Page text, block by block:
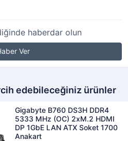
haberdar olun
Ver
edebileceğiniz ürünler
Gigabyte B760 DS3H DDR4
5333 MHz (OC) 2xM.2 HDMI
DP 1GbE LAN ATX Soket 1700
Anakart